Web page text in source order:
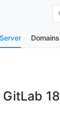
Server Domains